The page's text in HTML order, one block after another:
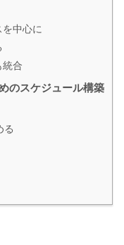
中心に
統合
のスケジュール構築
る